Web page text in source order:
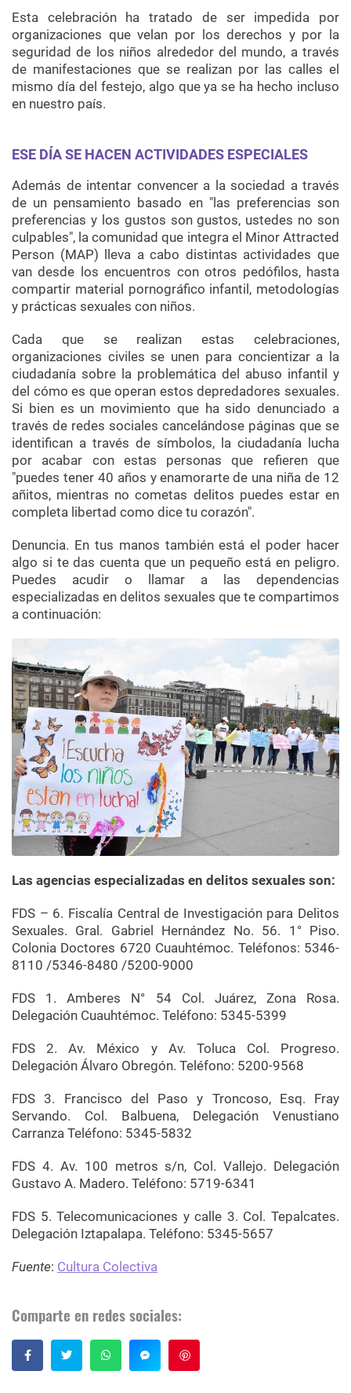
Esta celebración ha tratado de ser impedida por
organizaciones que velan por los derechos y por la
seguridad de los niños alrededor del mundo, a través
de manifestaciones que se realizan por las calles el
mismo día del festejo, algo que ya se ha hecho incluso
en nuestro país.
ESE DÍA SE HACEN ACTIVIDADES ESPECIALES
Además de intentar convencer a la sociedad a través
de un pensamiento basado en "las preferencias son
preferencias y los gustos son gustos, ustedes no son
culpables", la comunidad que integra el Minor Attracted
Person (MAP) lleva a cabo distintas actividades que
van desde los encuentros con otros pedófilos, hasta
compartir material pornográfico infantil, metodologías
y prácticas sexuales con niños.
Cada que se realizan estas celebraciones,
organizaciones civiles se unen para concientizar a la
ciudadanía sobre la problemática del abuso infantil y
del cómo es que operan estos depredadores sexuales.
Si bien es un movimiento que ha sido denunciado a
través de redes sociales cancelándose páginas que se
identifican a través de símbolos, la ciudadanía lucha
por acabar con estas personas que refieren que
"puedes tener 40 años y enamorarte de una niña de 12
añitos, mientras no cometas delitos puedes estar en
completa libertad como dice tu corazón".
Denuncia. En tus manos también está el poder hacer
algo si te das cuenta que un pequeño está en peligro.
Puedes acudir o llamar a las dependencias
especializadas en delitos sexuales que te compartimos
a continuación:
Las agencias especializadas en delitos sexuales son:
FDS – 6. Fiscalía Central de Investigación para Delitos
Sexuales. Gral. Gabriel Hernández No. 56. 1° Piso.
Colonia Doctores 6720 Cuauhtémoc. Teléfonos: 5346-
8110 /5346-8480 /5200-9000
FDS 1. Amberes N° 54 Col. Juárez, Zona Rosa.
Delegación Cuauhtémoc. Teléfono: 5345-5399
FDS 2. Av. México y Av. Toluca Col. Progreso.
Delegación Álvaro Obregón. Teléfono: 5200-9568
FDS 3. Francisco del Paso y Troncoso, Esq. Fray
Servando. Col. Balbuena, Delegación Venustiano
Carranza Teléfono: 5345-5832
FDS 4. Av. 100 metros s/n, Col. Vallejo. Delegación
Gustavo A. Madero. Teléfono: 5719-6341
FDS 5. Telecomunicaciones y calle 3. Col. Tepalcates.
Delegación Iztapalapa. Teléfono: 5345-5657
Fuente: Cultura Colectiva
Comparte en redes sociales: